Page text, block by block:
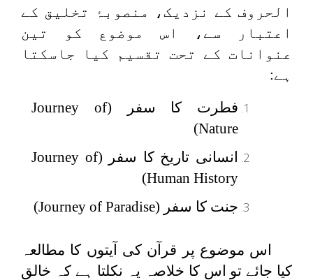
الحروف کے نزدیک، منصوبۂ تخلیق کے
اعتبار سے، اس موضوع کو تین
عنوانات کے تحت تقسیم کیا جاسکتا
ہے:
فطرت کا سفر (Journey of
Nature
)
انسانی تاریخ کا سفر (Journey of
Human History
)
جنت کا سفر (Journey of Paradise
)
اس موضوع پر قرآن کی آیتوں کا مطالعہ
کیا جائے تو اس کا خلاصہ یہ نکلتا ہے کہ خالق